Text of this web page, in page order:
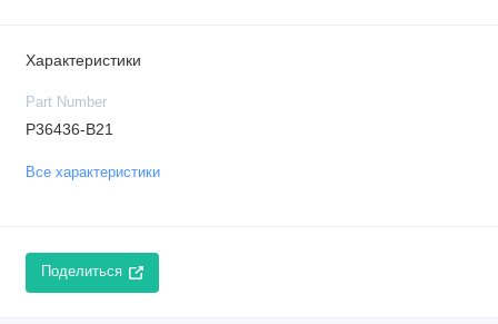
Характеристики
Part Number
P36436-B21
Все характеристики
Поделиться